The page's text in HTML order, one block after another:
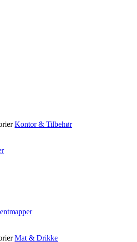
Kontor & Tilbehør
Mat & Drikke